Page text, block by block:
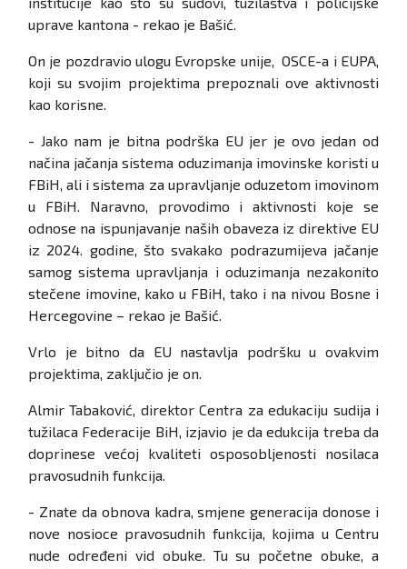
uprave kantona - rekao je Bašić.
On je pozdravio ulogu Evropske unije, OSCE-a i EUPA,
koji su svojim projektima prepoznali ove aktivnosti
kao korisne.
- Jako nam je bitna podrška EU jer je ovo jedan od
načina jačanja sistema oduzimanja imovinske koristi u
FBiH, ali i sistema za upravljanje oduzetom imovinom
u FBiH. Naravno, provodimo i aktivnosti koje se
odnose na ispunjavanje naših obaveza iz direktive EU
iz 2024. godine, što svakako podrazumijeva jačanje
samog sistema upravljanja i oduzimanja nezakonito
stečene imovine, kako u FBiH, tako i na nivou Bosne i
Hercegovine – rekao je Bašić.
Vrlo je bitno da EU nastavlja podršku u ovakvim
projektima, zaključio je on.
Almir Tabaković, direktor Centra za edukaciju sudija i
tužilaca Federacije BiH, izjavio je da edukcija treba da
doprinese većoj kvaliteti osposobljenosti nosilaca
pravosudnih funkcija.
- Znate da obnova kadra, smjene generacija donose i
nove nosioce pravosudnih funkcija, kojima u Centru
nude određeni vid obuke. Tu su početne obuke, a